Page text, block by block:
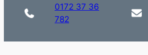
0172 37 36
782